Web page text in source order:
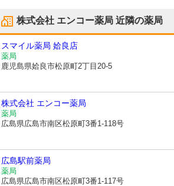
株式会社 エンコー薬局 近隣の薬局
スマイル薬局 姶良店
薬局
鹿児島県姶良市松原町2丁目20-5
株式会社 エンコー薬局
薬局
広島県広島市南区松原町3番1-118号
広島駅前薬局
薬局
広島県広島市南区松原町3番1-117号